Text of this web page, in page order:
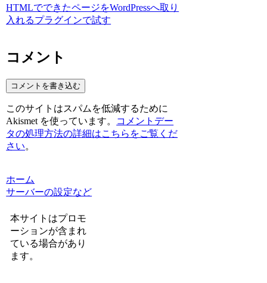
HTMLでできたページをWordPressへ取り
入れるプラグインで試す
コメント
コメントを書き込む
このサイトはスパムを低減するために
Akismet を使っています。
コメントデー
タの処理方法の詳細はこちらをご覧くだ
さい。
ホーム
サーバーの設定など
本サイトはプロモ
ーションが含まれ
ている場合があり
ます。